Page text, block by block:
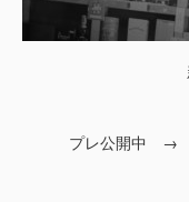
プレ公開中 →